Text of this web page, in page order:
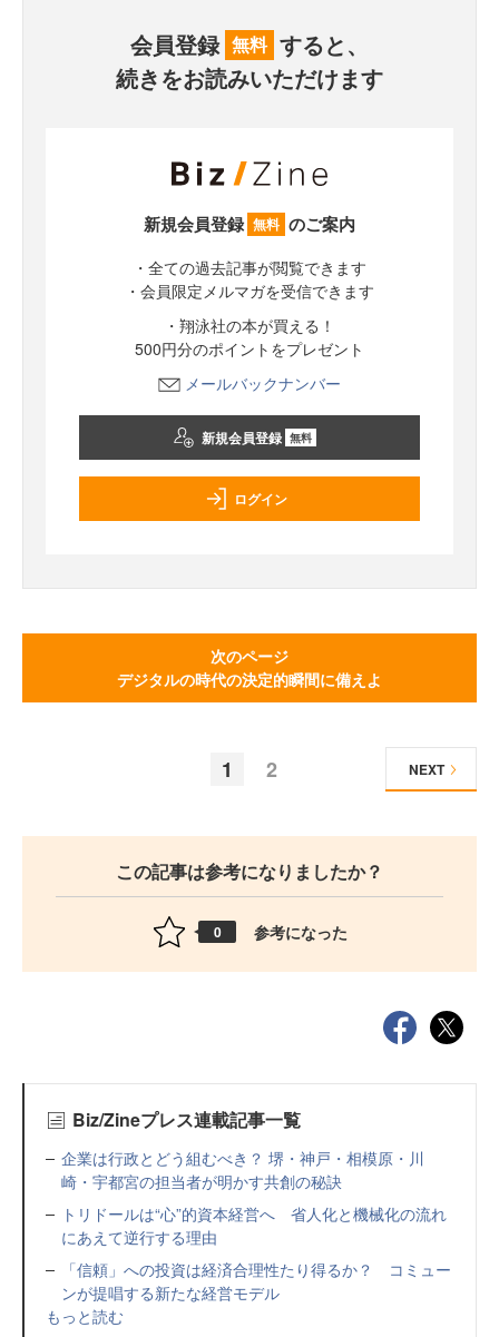
会員登録 無料 すると、
続きをお読みいただけます
新規会員登録 無料 のご案内
・全ての過去記事が閲覧できます
・会員限定メルマガを受信できます
・翔泳社の本が買える！
500円分のポイントをプレゼント
メールバックナンバー
新規会員登録 無料
ログイン
次のページ
デジタルの時代の決定的瞬間に備えよ
1 2 NEXT
この記事は参考になりましたか？
0 参考になった
Biz/Zineプレス連載記事一覧
企業は行政とどう組むべき？ 堺・神戸・相模原・川
崎・宇都宮の担当者が明かす共創の秘訣
トリドールは“心”的資本経営へ 省人化と機械化の流れ
にあえて逆行する理由
「信頼」への投資は経済合理性たり得るか？ コミュー
ンが提唱する新たな経営モデル
もっと読む